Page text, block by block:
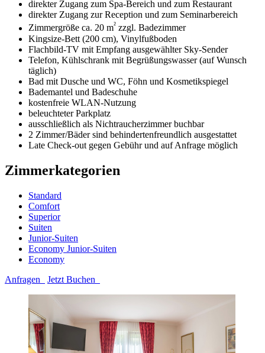
direkter Zugang zum Spa-Bereich und zum Restaurant
direkter Zugang zur Reception und zum Seminarbereich
Zimmergröße ca. 20 m² zzgl. Badezimmer
Kingsize-Bett (200 cm), Vinylfußboden
Flachbild-TV mit Empfang ausgewählter Sky-Sender
Telefon, Kühlschrank mit Begrüßungswasser (auf Wunsch
täglich)
Bad mit Dusche und WC, Föhn und Kosmetikspiegel
Bademantel und Badeschuhe
kostenfreie WLAN-Nutzung
beleuchteter Parkplatz
ausschließlich als Nichtraucherzimmer buchbar
2 Zimmer/Bäder sind behindertenfreundlich ausgestattet
Late Check-out gegen Gebühr und auf Anfrage möglich
Zimmerkategorien
Standard
Comfort
Superior
Suiten
Junior-Suiten
Economy Junior-Suiten
Economy
Anfragen
Jetzt Buchen